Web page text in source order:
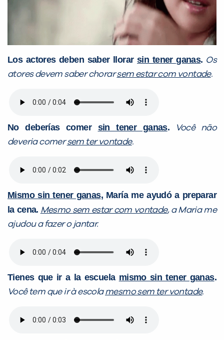
Los actores deben saber llorar sin tener ganas. Os
atores devem saber chorarsem estar com vontade.
No deberías comer sin tener ganas.
Você não
deveria comersem ter vontade.
Mismosin tener ganas, María me ayudó a preparar
la cena. Mesmo sem estar com vontade, a Maria me
ajudou a fazer o jantar.
Tienes que ir a la escuela mismo sin tener ganas.
Você tem que ir à escolamesmo sem ter vontade.